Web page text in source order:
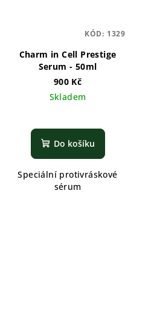
Charm in Cell Prestige
Serum - 50ml
900 Kč
Skladem
Do košíku
Speciální protivráskové
sérum
KÓD: 1329